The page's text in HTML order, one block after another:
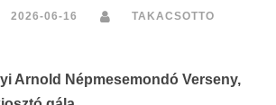
2026-06-16 TAKACSOTTO
Arnold Népmesemondó Verseny,